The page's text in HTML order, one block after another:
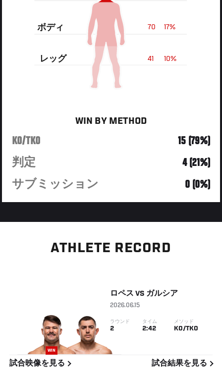
17%
70
ボディ
10%
41
レッグ
WIN BY METHOD
KO/TKO
15 (79%)
判定
4 (21%)
サブミッション
0 (0%)
ATHLETE RECORD
WIN
ロペス VS ガルシア
2026.06.15
ラウンド
2
タイム
2:42
メソッド
KO/TKO
試合映像を見る 試合結果を見る